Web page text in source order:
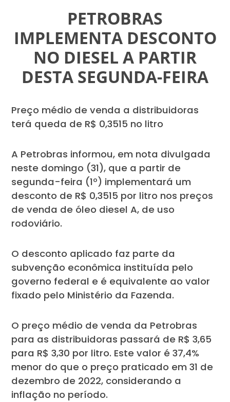
PETROBRAS
IMPLEMENTA DESCONTO
NO DIESEL A PARTIR
DESTA SEGUNDA-FEIRA
Preço médio de venda a distribuidoras
terá queda de R$ 0,3515 no litro
A Petrobras informou, em nota divulgada
neste domingo (31), que a partir de
segunda-feira (1º) implementará um
desconto de R$ 0,3515 por litro nos preços
de venda de óleo diesel A, de uso
rodoviário.
O desconto aplicado faz parte da
subvenção econômica instituída pelo
governo federal e é equivalente ao valor
fixado pelo Ministério da Fazenda.
O preço médio de venda da Petrobras
para as distribuidoras passará de R$ 3,65
para R$ 3,30 por litro. Este valor é 37,4%
menor do que o preço praticado em 31 de
dezembro de 2022, considerando a
inflação no período.